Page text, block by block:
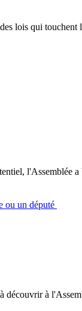
lois qui touchent
l'Assemblée a
ou un député
découvrir à